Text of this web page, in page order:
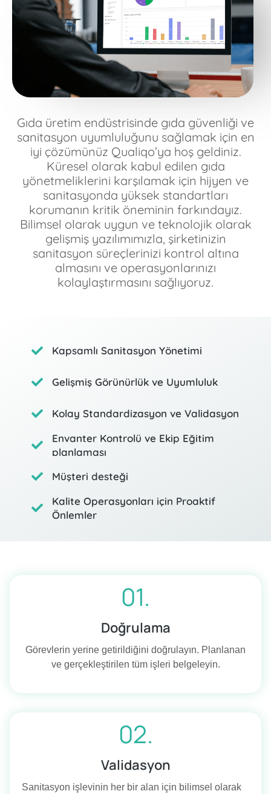
Gıda üretim endüstrisinde gıda güvenliği ve
sanitasyon uyumluluğunu sağlamak için en
iyi çözümünüz Qualiqo’ya hoş geldiniz.
Küresel olarak kabul edilen gıda
yönetmeliklerini karşılamak için hijyen ve
sanitasyonda yüksek standartları
korumanın kritik öneminin farkındayız.
Bilimsel olarak uygun ve teknolojik olarak
gelişmiş yazılımımızla, şirketinizin
sanitasyon süreçlerinizi kontrol altına
almasını ve operasyonlarınızı
kolaylaştırmasını sağlıyoruz.
Kapsamlı Sanitasyon Yönetimi
Gelişmiş Görünürlük ve Uyumluluk
Kolay Standardizasyon ve Validasyon
Envanter Kontrolü ve Ekip Eğitim
planlaması
Müşteri desteği
Kalite Operasyonları için Proaktif
Önlemler
01.
Doğrulama
Görevlerin yerine getirildiğini doğrulayın. Planlanan
ve gerçekleştirilen tüm işleri belgeleyin.
02.
Validasyon
Sanitasyon işlevinin her bir alan için bilimsel olarak